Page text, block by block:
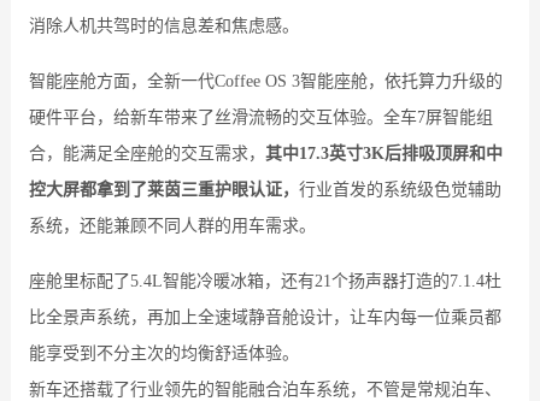
消除人机共驾时的信息差和焦虑感。
智能座舱方面，全新一代Coffee OS 3智能座舱，依托算力升级的
硬件平台，给新车带来了丝滑流畅的交互体验。全车7屏智能组
合，能满足全座舱的交互需求， 其中17.3英寸3K后排吸顶屏和中
控大屏都拿到了莱茵三重护眼认证， 行业首发的系统级色觉辅助
系统，还能兼顾不同人群的用车需求。
座舱里标配了5.4L智能冷暖冰箱，还有21个扬声器打造的7.1.4杜
比全景声系统，再加上全速域静音舱设计，让车内每一位乘员都
能享受到不分主次的均衡舒适体验。
新车还搭载了行业领先的智能融合泊车系统，不管是常规泊车、